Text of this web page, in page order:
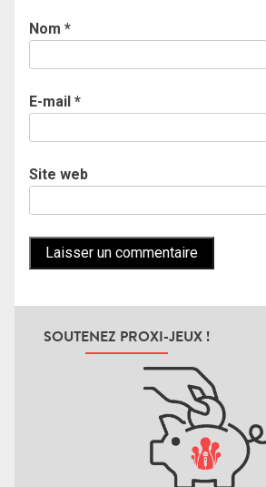
Nom *
E-mail *
Site web
SOUTENEZ PROXI-JEUX !